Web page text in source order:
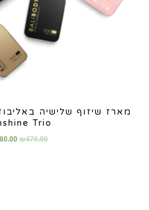
Trio
₪470.00